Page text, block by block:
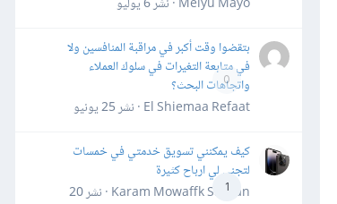
0
بتقضوا وقت أكبر في مراقبة المنافسين ولا
في متابعة التغيرات في سلوك العملاء
واتجاهات البحث؟
El Shiemaa Refaat · نشر
25 يونيو
1
كيف يمكنني تسويق خدمتي في خمسات
لتجني لي ارباح كثيرة
Karam Mowaffk Sarhan · نشر
20